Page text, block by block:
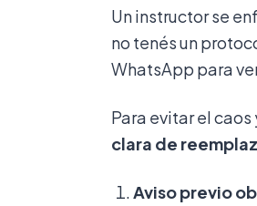
Un instructor se
no tenés un
WhatsApp para
Para evitar el
clara de
Aviso previo